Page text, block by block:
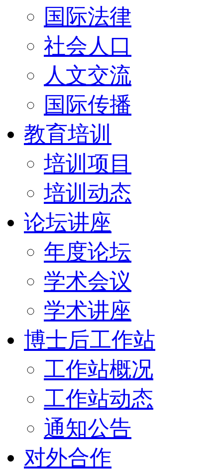
国际法律
社会人口
人文交流
国际传播
教育培训
培训项目
培训动态
论坛讲座
年度论坛
学术会议
学术讲座
博士后工作站
工作站概况
工作站动态
通知公告
对外合作